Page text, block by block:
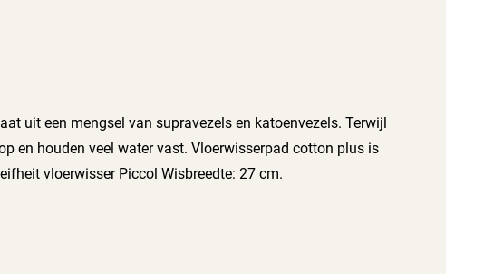
uit een mengsel van supravezels en katoenvezels. Terwijl
en houden veel water vast. Vloerwisserpad cotton plus is
vloerwisser Piccol Wisbreedte: 27 cm.